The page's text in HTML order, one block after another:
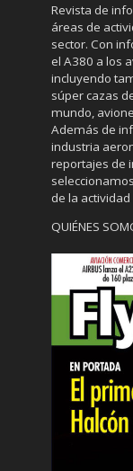
Revista de
áreas de
sector. Con
el A380 a los
incluyendo
súper cazas
mundo,
Además de
industria
reportajes de
de la
QUIÉNES